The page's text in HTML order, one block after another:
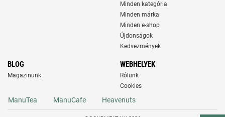
Minden kategória
Minden márka
Minden e-shop
Újdonságok
Kedvezmények
BLOG
Magazinunk
WEBHELYEK
Rólunk
Cookies
ManuTea ManuCafe Heavenuts